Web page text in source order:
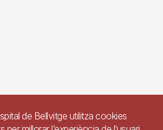
de Bellvitge utilitza cookies